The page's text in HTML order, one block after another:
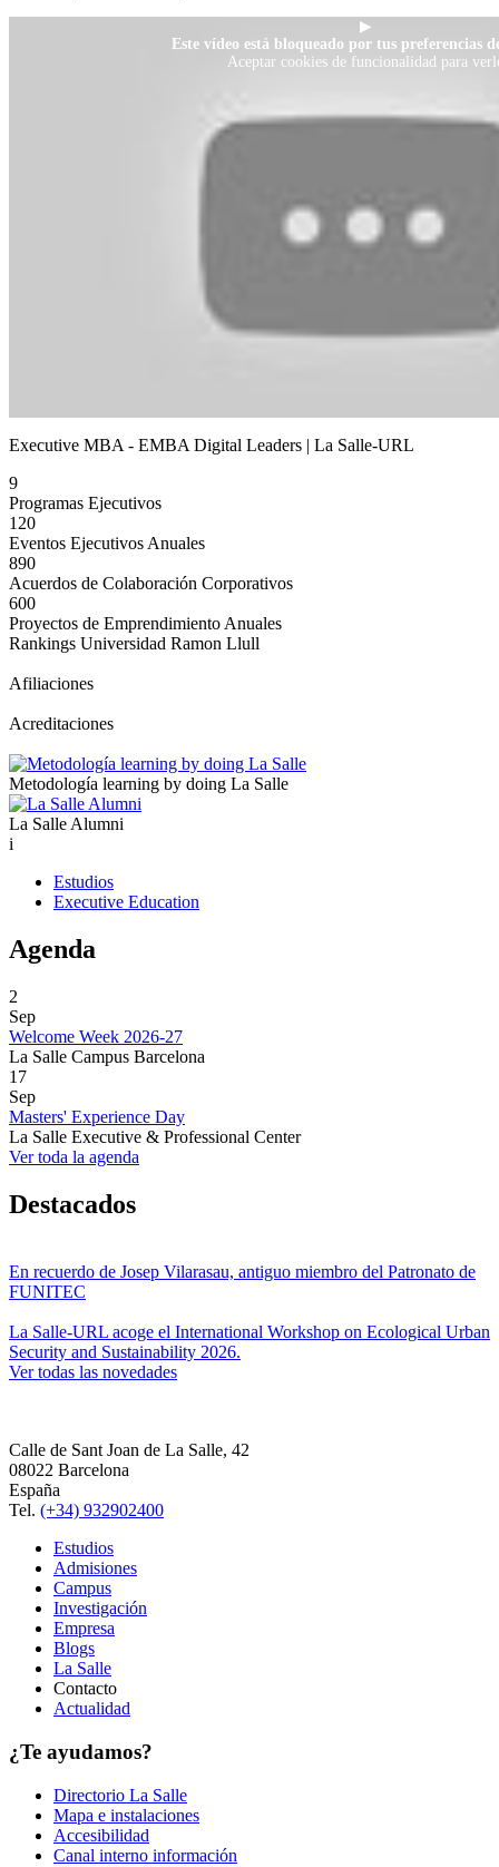
▶
Este vídeo está bloqueado por tus preferencias
Aceptar cookies de funcionalidad para
Executive MBA - EMBA Digital Leaders | La Salle-URL
9
Programas Ejecutivos
120
Eventos Ejecutivos Anuales
890
Acuerdos de Colaboración Corporativos
600
Proyectos de Emprendimiento Anuales
Rankings Universidad Ramon Llull
Afiliaciones
Acreditaciones
Metodología learning by doing La Salle
La Salle Alumni
i
Estudios
Executive Education
Agenda
2
Sep
Welcome Week 2026-27
La Salle Campus Barcelona
17
Sep
Masters' Experience Day
La Salle Executive & Professional Center
Ver toda la agenda
Destacados
En recuerdo de Josep Vilarasau, antiguo miembro del Patronato de
FUNITEC
La Salle-URL acoge el International Workshop on Ecological Urban
Security and Sustainability 2026.
Ver todas las novedades
Calle de Sant Joan de La Salle, 42
08022 Barcelona
España
Tel. (+34) 932902400
Estudios
Admisiones
Campus
Investigación
Empresa
Blogs
La Salle
Contacto
Actualidad
¿Te ayudamos?
Directorio La Salle
Mapa e instalaciones
Accesibilidad
Canal interno información